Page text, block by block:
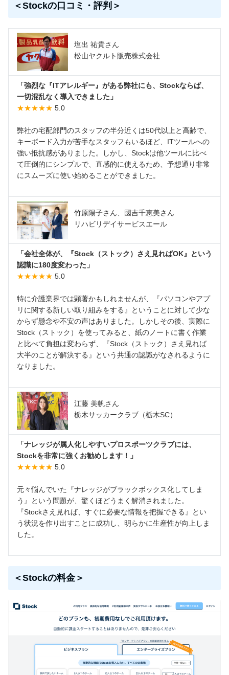
＜Stockの口コミ・評判＞
塩出 祐貴さん
松山ヤクルト販売株式会社
「強烈な『ITアレルギー』がある弊社にも、Stockならば、
一切混乱なく導入できました」
★★★★★ 5.0
弊社の宅配部門のスタッフの半分近くは50代以上と高齢で、
キーボード入力が苦手なスタッフもいるほど、ITツールへの
強い抵抗感がありました。しかし、Stockは他ツールに比べ
て圧倒的にシンプルで、直感的に使えるため、予想通り非常
にスムーズに使い始めることができました。
竹原陽子さん、國吉千恵美さん
リハビリデイサービスエール
「会社全体が、『Stock（ストック）さえ見ればOK』という
認識に180度変わった」
★★★★★ 5.0
特に介護業界では顕著かもしれませんが、『パソコンやアプ
リに関する新しい取り組みをする』ということに対して少な
からず懸念や不安の声はありました。しかしその後、実際に
Stock（ストック）を使ってみると、紙のノートに書く作業
と比べて負担は変わらず、『Stock（ストック）さえ見れば
大半のことが解決する』という共通の認識がなされるように
なりました。
江藤 美帆さん
栃木サッカークラブ（栃木SC）
「ナレッジが属人化しやすいプロスポーツクラブには、
Stockを非常に強くお勧めします！」
★★★★★ 5.0
元々悩んでいた『ナレッジがブラックボックス化してしま
う』という問題が、驚くほどうまく解消されました。
『Stockさえ見れば、すぐに必要な情報を把握できる』とい
う状況を作り出すことに成功し、明らかに生産性が向上しま
した。
＜Stockの料金＞